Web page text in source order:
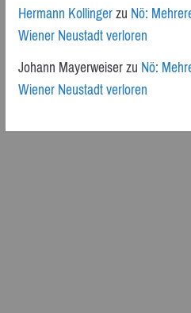
Hermann KollingerzuNö:
Wiener Neustadt verloren
Johann MayerweiserzuNö:
Wiener Neustadt verloren